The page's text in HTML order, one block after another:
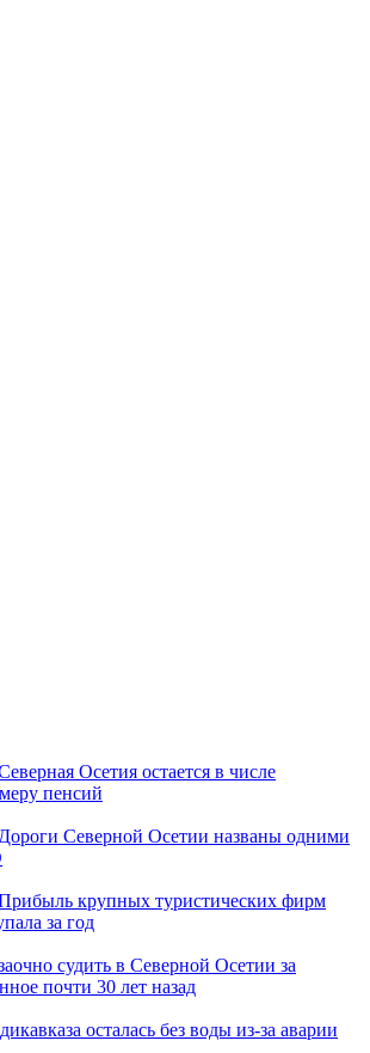
Осетия остается в числе
пенсий
Дороги Северной Осетии названы одними
крупных туристических фирм
за год
судить в Северной Осетии за
почти 30 лет назад
осталась без воды из-за аварии